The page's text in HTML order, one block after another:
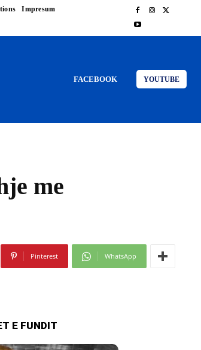
Impresum
FACEBOOK YOUTUBE
me
Pinterest WhatsApp
E FUNDIT